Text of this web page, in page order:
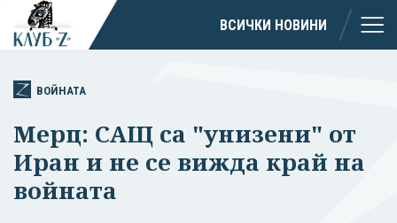
ВСИЧКИ НОВИНИ
ВОЙНАТА
Мерц: САЩ са "унизени" от
Иран и не се вижда край на
войната